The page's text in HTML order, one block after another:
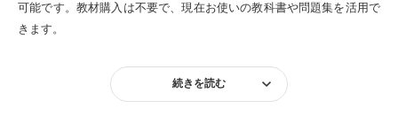
可能です。教材購入は不要で、現在お使いの教科書や問題集を活用で
きます。
続きを読む